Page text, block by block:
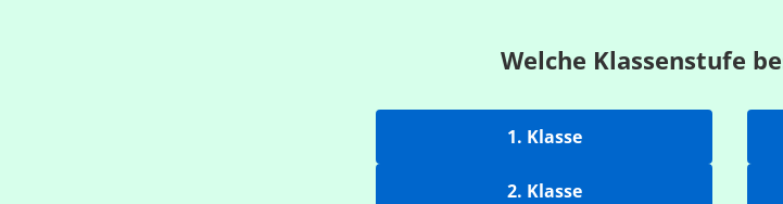
Welche Klassenstufe
1. Klasse
2. Klasse